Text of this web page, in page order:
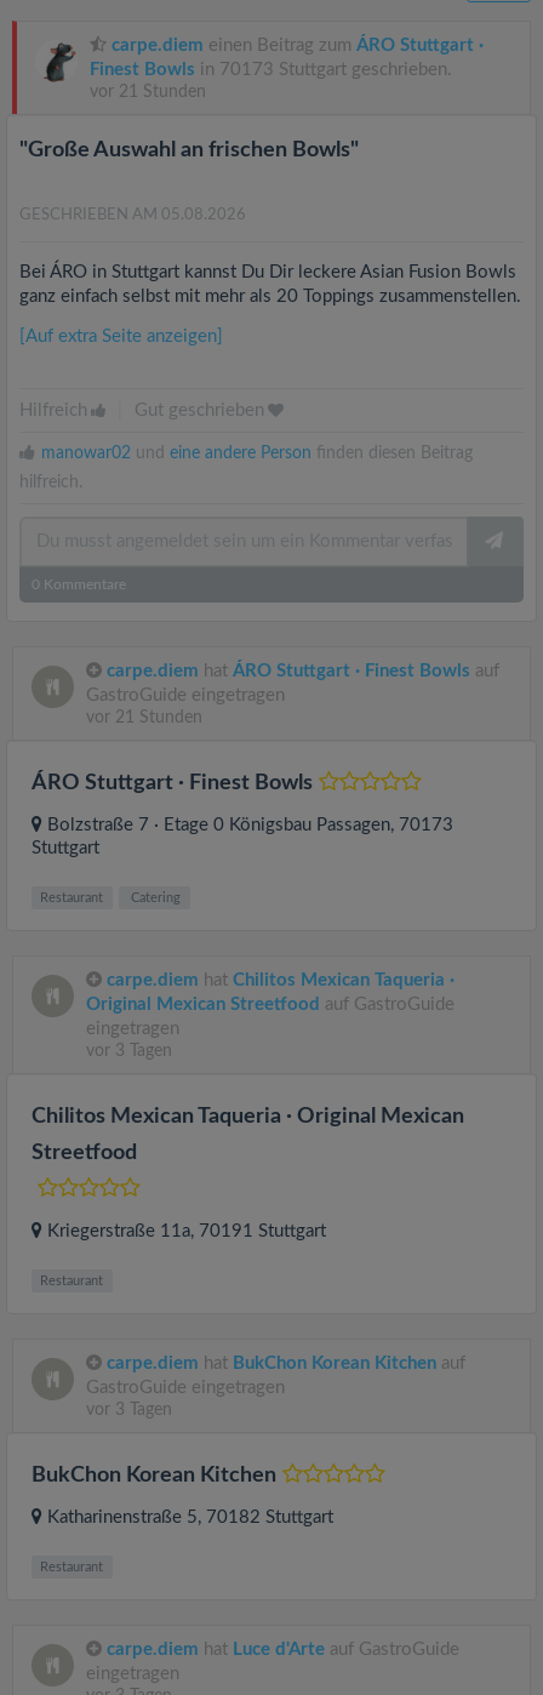
carpe.diem einen Beitrag zum ÁRO Stuttgart ·
Finest Bowls in 70173 Stuttgart geschrieben.
vor 21 Stunden
"Große Auswahl an frischen Bowls"
GESCHRIEBEN AM 05.08.2026
Bei ÁRO in Stuttgart kannst Du Dir leckere Asian Fusion Bowls
ganz einfach selbst mit mehr als 20 Toppings zusammenstellen.
[Auf extra Seite anzeigen]
Hilfreich Gut geschrieben
manowar02 und eine andere Person finden diesen Beitrag
hilfreich.
0 Kommentare
carpe.diem hat ÁRO Stuttgart · Finest Bowls auf
GastroGuide eingetragen
vor 21 Stunden
ÁRO Stuttgart · Finest Bowls
Bolzstraße 7 · Etage 0 Königsbau Passagen, 70173
Stuttgart
Restaurant Catering
carpe.diem hat Chilitos Mexican Taqueria ·
Original Mexican Streetfood auf GastroGuide
eingetragen
vor 3 Tagen
Chilitos Mexican Taqueria · Original Mexican
Streetfood
Kriegerstraße 11a, 70191 Stuttgart
Restaurant
carpe.diem hat BukChon Korean Kitchen auf
GastroGuide eingetragen
vor 3 Tagen
BukChon Korean Kitchen
Katharinenstraße 5, 70182 Stuttgart
Restaurant
carpe.diem hat Luce d'Arte auf GastroGuide
eingetragen